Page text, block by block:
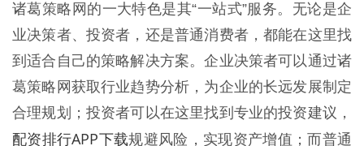
诸葛策略网的一大特色是其“一站式”服务。无论是企
业决策者、投资者，还是普通消费者，都能在这里找
到适合自己的策略解决方案。企业决策者可以通过诸
葛策略网获取行业趋势分析，为企业的长远发展制定
合理规划；投资者可以在这里找到专业的投资建议，
配资排行APP下载规避风险，实现资产增值；而普通